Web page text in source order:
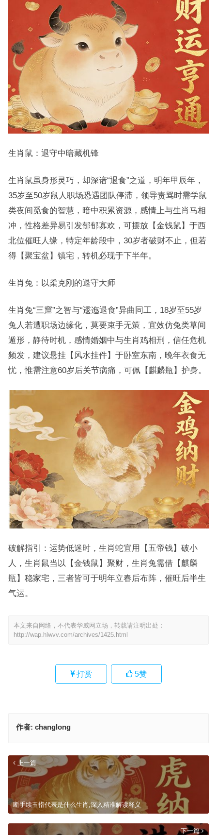
生肖鼠：退守中暗藏机锋
生肖鼠虽身形灵巧，却深谙“退食”之道，明年甲辰年，
35岁至50岁鼠人职场恐遇团队停滞，领导责骂时需学鼠
类夜间觅食的智慧，暗中积累资源，感情上与生肖马相
冲，性格差异易引发郁郁寡欢，可摆放【金钱鼠】于西
北位催旺人缘，特定年龄段中，30岁者破财不止，但若
得【聚宝盆】镇宅，转机必现于下半年。
生肖兔：以柔克刚的退守大师
生肖兔“三窟”之智与“逶迤退食”异曲同工，18岁至55岁
兔人若遭职场边缘化，莫要束手无策，宜效仿兔类草间
遁形，静待时机，感情婚姻中与生肖鸡相刑，信任危机
频发，建议悬挂【风水挂件】于卧室东南，晚年衣食无
忧，惟需注意60岁后关节病痛，可佩【麒麟瓶】护身。
破解指引：运势低迷时，生肖蛇宜用【五帝钱】破小
人，生肖鼠当以【金钱鼠】聚财，生肖兔需借【麒麟
瓶】稳家宅，三者皆可于明年立春后布阵，催旺后半生
气运。
本文来自网络，不代表华威网立场，转载请注明出处：
http://wap.hlwvv.com/archives/1425.html
打赏 5赞
作者: changlong
上一篇
断手续玉指代表是什么生肖,深入精准解读释义
下一篇